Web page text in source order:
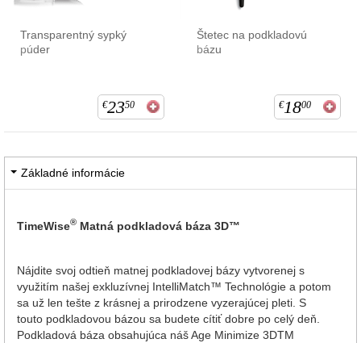
Transparentný sypký
púder
€2350
Štetec na podkladovú
bázu
€1800
Základné informácie
TimeWise® Matná podkladová báza 3D™
Nájdite svoj odtieň matnej podkladovej bázy vytvorenej s
využitím našej exkluzívnej IntelliMatch™ Technológie a potom
sa už len tešte z krásnej a prirodzene vyzerajúcej pleti. S
touto podkladovou bázou sa budete cítiť dobre po celý deň.
Podkladová báza obsahujúca náš Age Minimize 3DTM